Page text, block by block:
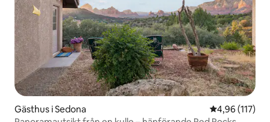
Gästhus i Sedona 4,96 av 5 i
4,96 (117)